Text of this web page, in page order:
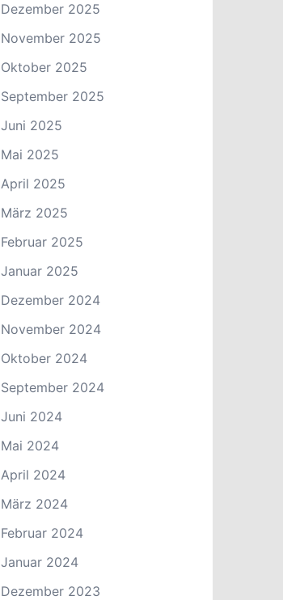
Dezember 2025
November 2025
Oktober 2025
September 2025
Juni 2025
Mai 2025
April 2025
März 2025
Februar 2025
Januar 2025
Dezember 2024
November 2024
Oktober 2024
September 2024
Juni 2024
Mai 2024
April 2024
März 2024
Februar 2024
Januar 2024
Dezember 2023